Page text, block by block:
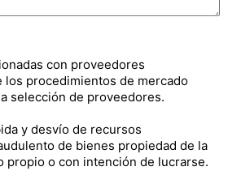
con proveedores
los procedimientos de mercado
selección de proveedores.
y desvío de recursos
de bienes propiedad de la
propio o con intención de lucrarse.